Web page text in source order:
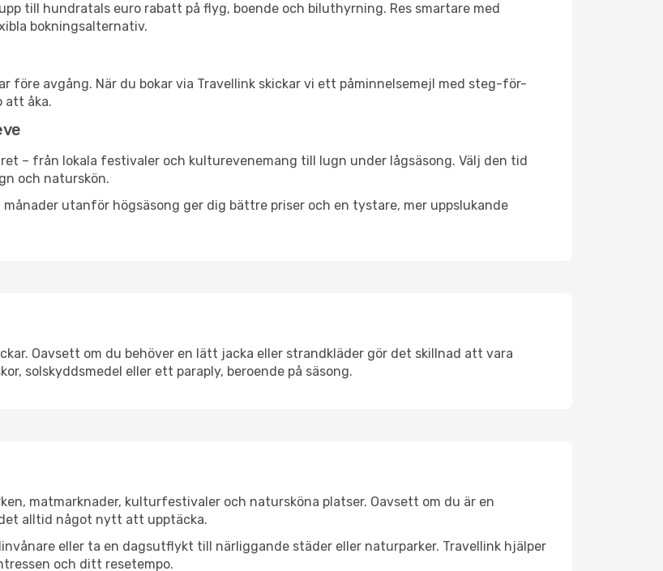
till hundratals euro rabatt på flyg, boende och biluthyrning. Res smartare med
bokningsalternativ.
före avgång. När du bokar via Travellink skickar vi ett påminnelsemejl med steg-för-
att åka.
– från lokala festivaler och kulturevenemang till lugn under lågsäsong. Välj den tid
och naturskön.
utanför högsäsong ger dig bättre priser och en tystare, mer uppslukande
Oavsett om du behöver en lätt jacka eller strandkläder gör det skillnad att vara
solskyddsmedel eller ett paraply, beroende på säsong.
matmarknader, kulturfestivaler och natursköna platser. Oavsett om du är en
alltid något nytt att upptäcka.
eller ta en dagsutflykt till närliggande städer eller naturparker. Travellink hjälper
och ditt resetempo.